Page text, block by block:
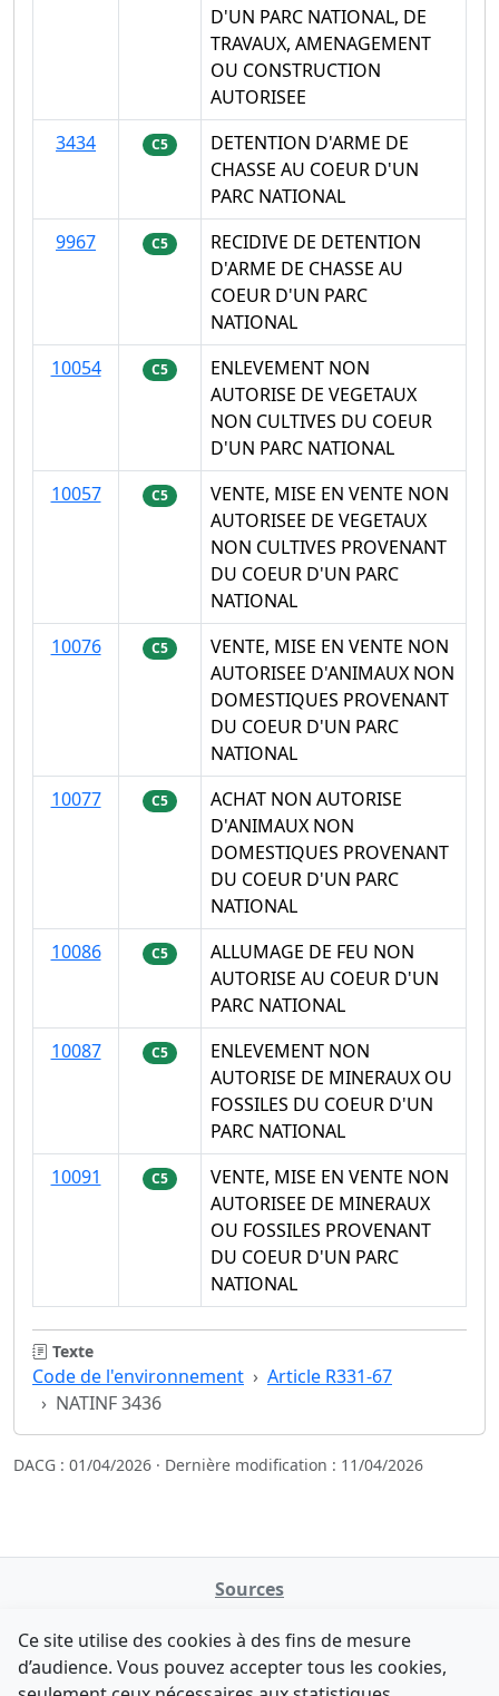
D'UN PARC NATIONAL, DE
TRAVAUX, AMENAGEMENT
OU CONSTRUCTION
AUTORISEE
3434
C5
DETENTION D'ARME DE
CHASSE AU COEUR D'UN
PARC NATIONAL
9967
C5
RECIDIVE DE DETENTION
D'ARME DE CHASSE AU
COEUR D'UN PARC
NATIONAL
10054
C5
ENLEVEMENT NON
AUTORISE DE VEGETAUX
NON CULTIVES DU COEUR
D'UN PARC NATIONAL
10057
C5
VENTE, MISE EN VENTE NON
AUTORISEE DE VEGETAUX
NON CULTIVES PROVENANT
DU COEUR D'UN PARC
NATIONAL
10076
C5
VENTE, MISE EN VENTE NON
AUTORISEE D'ANIMAUX NON
DOMESTIQUES PROVENANT
DU COEUR D'UN PARC
NATIONAL
10077
C5
ACHAT NON AUTORISE
D'ANIMAUX NON
DOMESTIQUES PROVENANT
DU COEUR D'UN PARC
NATIONAL
10086
C5
ALLUMAGE DE FEU NON
AUTORISE AU COEUR D'UN
PARC NATIONAL
10087
C5
ENLEVEMENT NON
AUTORISE DE MINERAUX OU
FOSSILES DU COEUR D'UN
PARC NATIONAL
10091
C5
VENTE, MISE EN VENTE NON
AUTORISEE DE MINERAUX
OU FOSSILES PROVENANT
DU COEUR D'UN PARC
NATIONAL
Texte
Code de l'environnement
Article R331-67
NATINF 3436
DACG : 01/04/2026 · Dernière modification : 11/04/2026
Sources
data.gouv.fr
Legifrance - API
Ce site utilise des cookies à des fins de mesure
d’audience. Vous pouvez accepter tous les cookies,